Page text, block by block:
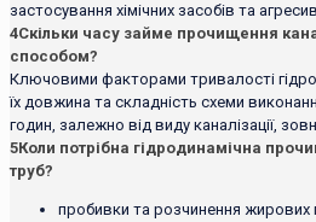
застосування хімічних засобів та
4Скільки часу займе прочищення
способом?
Ключовими факторами тривалості
їх довжина та складність схеми
годин, залежно від виду каналізації,
5Коли потрібна гідродинамічна
труб?
пробивки та розчинення жирових